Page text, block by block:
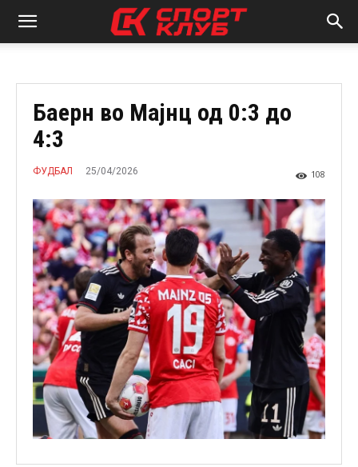
Баерн во Мајнц од 0:3 до
4:3
ФУДБАЛ 25/04/2026 108